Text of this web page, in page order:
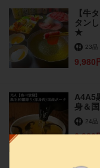
【牛
タン
★
23品
9,980
A4A5
身＆
24品
6,980
この
銀座しゃぶ輝 本店
東京都中央区銀座５-9-